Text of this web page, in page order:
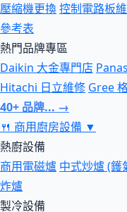
壓縮機更換控制電路板
參考表
熱門品牌專區
Daikin 大金專門店
Hitachi 日立維修 Gree
40+ 品牌... →
🍴 商用廚房設備 ▼
熱廚設備
商用電磁爐 中式炒爐 (鑊
炸爐
製冷設備